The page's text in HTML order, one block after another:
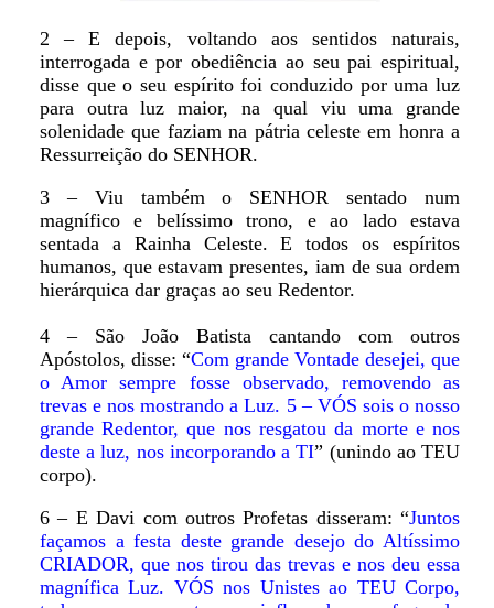
2 – E depois, voltando aos sentidos naturais,
interrogada e por obediência ao seu pai espiritual,
disse que o seu espírito foi conduzido por uma luz
para outra luz maior, na qual viu uma grande
solenidade que faziam na pátria celeste em honra a
Ressurreição do SENHOR.
3 – Viu também o SENHOR sentado num
magnífico e belíssimo trono, e ao lado estava
sentada a Rainha Celeste. E todos os espíritos
humanos, que estavam presentes, iam de sua ordem
hierárquica dar graças ao seu Redentor.
4 – São João Batista cantando com outros
Apóstolos, disse: “Com grande Vontade desejei, que
o Amor sempre fosse observado, removendo as
trevas e nos mostrando a Luz. 5 – VÓS sois o nosso
grande Redentor, que nos resgatou da morte e nos
deste a luz, nos incorporando a TI” (unindo ao TEU
corpo).
6 – E Davi com outros Profetas disseram: “Juntos
façamos a festa deste grande desejo do Altíssimo
CRIADOR, que nos tirou das trevas e nos deu essa
magnífica Luz. VÓS nos Unistes ao TEU Corpo,